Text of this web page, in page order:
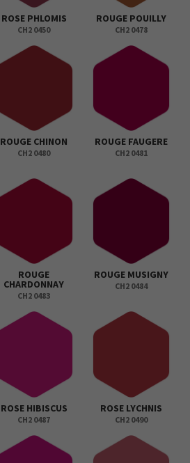
ROSE PHLOMIS
CH2 0450
ROUGE POUILLY
CH2 0478
ROUGE CHINON
CH2 0480
ROUGE FAUGERE
CH2 0481
ROUGE
CHARDONNAY
CH2 0483
ROUGE MUSIGNY
CH2 0484
ROSE HIBISCUS
CH2 0487
ROSE LYCHNIS
CH2 0490